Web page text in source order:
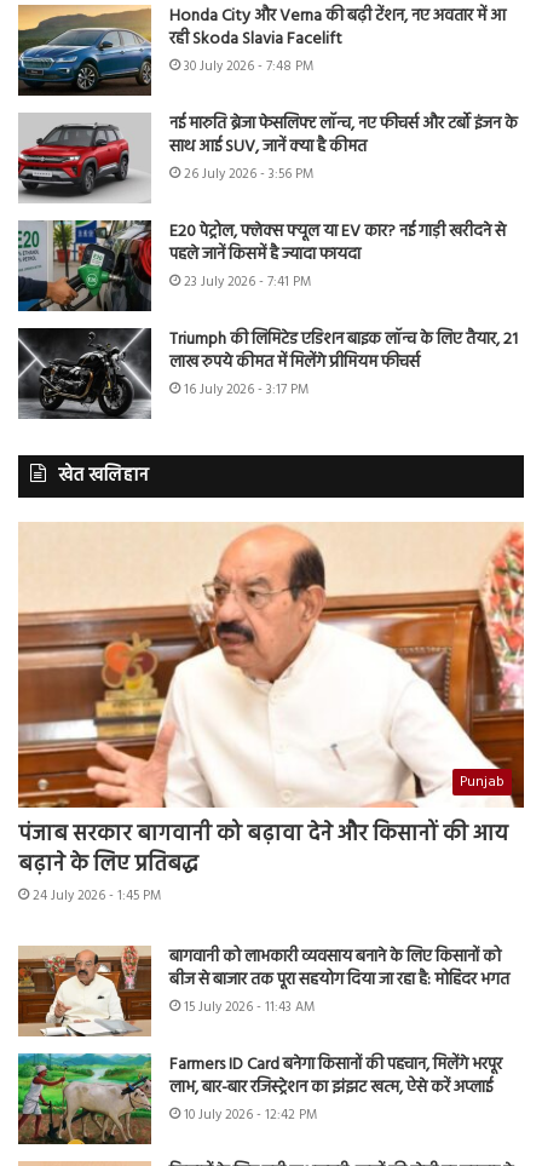
Honda City और Verna की बढ़ी टेंशन, नए अवतार में आ
रही Skoda Slavia Facelift
30 July 2026 - 7:48 PM
नई मारुति ब्रेजा फेसलिफ्ट लॉन्च, नए फीचर्स और टर्बो इंजन के
साथ आई SUV, जानें क्या है कीमत
26 July 2026 - 3:56 PM
E20 पेट्रोल, फ्लेक्स फ्यूल या EV कार? नई गाड़ी खरीदने से
पहले जानें किसमें है ज्यादा फायदा
23 July 2026 - 7:41 PM
Triumph की लिमिटेड एडिशन बाइक लॉन्च के लिए तैयार, 21
लाख रुपये कीमत में मिलेंगे प्रीमियम फीचर्स
16 July 2026 - 3:17 PM
खेत खलिहान
Punjab
पंजाब सरकार बागवानी को बढ़ावा देने और किसानों की आय
बढ़ाने के लिए प्रतिबद्ध
24 July 2026 - 1:45 PM
बागवानी को लाभकारी व्यवसाय बनाने के लिए किसानों को
बीज से बाजार तक पूरा सहयोग दिया जा रहा है: मोहिंदर भगत
15 July 2026 - 11:43 AM
Farmers ID Card बनेगा किसानों की पहचान, मिलेंगे भरपूर
लाभ, बार-बार रजिस्ट्रेशन का झंझट खत्म, ऐसे करें अप्लाई
10 July 2026 - 12:42 PM